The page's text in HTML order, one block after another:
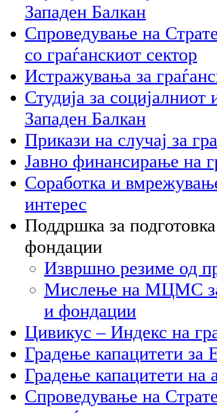
Западен Балкан
Спроведување на
со граѓанскиот сектор
Истражувања за
Студија за социјалниот
Западен Балкан
Прикази на случај за
Јавно финансирање на
Соработка и
интерес
Поддршка за
фондации
Извршно резиме од
Мислење на МЦМС за
и фондации
Цивикус – Индекс на
Градење капацитети
Градење капацитети на
Спроведување на